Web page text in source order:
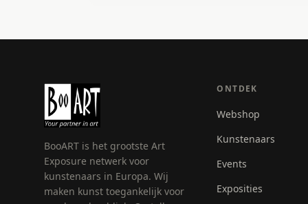
BooART is het grootste Art
Exposure netwerk voor
kunstenaars in Europa. Wij
maken kunst toegankelijk voor
ONTDEK
Webshop
Kunstenaars
Events
Exposities